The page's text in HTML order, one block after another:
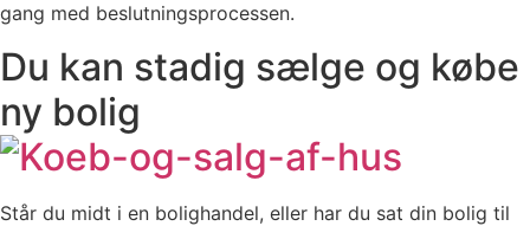
gang med beslutningsprocessen.
Du kan stadig sælge og købe
ny bolig
Står du midt i en bolighandel, eller har du sat din bolig til